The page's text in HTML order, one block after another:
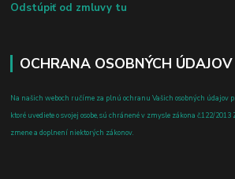
Odstúpiť od zmluvy tu
OCHRANA OSOBNÝCH ÚDAJOV
Na našich weboch ručíme za plnú ochranu Vašich osobných údajov
ktoré uvediete o svojej osobe, sú chránené v zmysle zákona č.122/2013
zmene a doplnení niektorých zákonov.